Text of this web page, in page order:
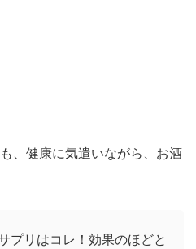
、健康に気遣いながら、お酒
プリはコレ！効果のほどと